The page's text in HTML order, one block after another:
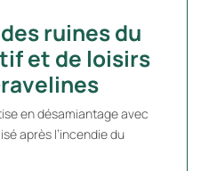
ruines du
et de loisirs
en désamiantage avec
après l’incendie du